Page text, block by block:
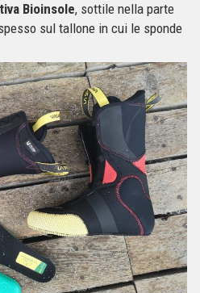
Bioinsole, sottile nella parte
sul tallone in cui le sponde